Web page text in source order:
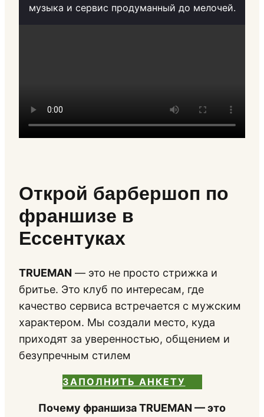
музыка и сервис продуманный до мелочей.
Открой барбершоп по
франшизе в
Ессентуках
TRUEMAN — это не просто стрижка и
бритье. Это клуб по интересам, где
качество сервиса встречается с мужским
характером. Мы создали место, куда
приходят за уверенностью, общением и
безупречным стилем
ЗАПОЛНИТЬ АНКЕТУ
Почему франшиза TRUEMAN — это